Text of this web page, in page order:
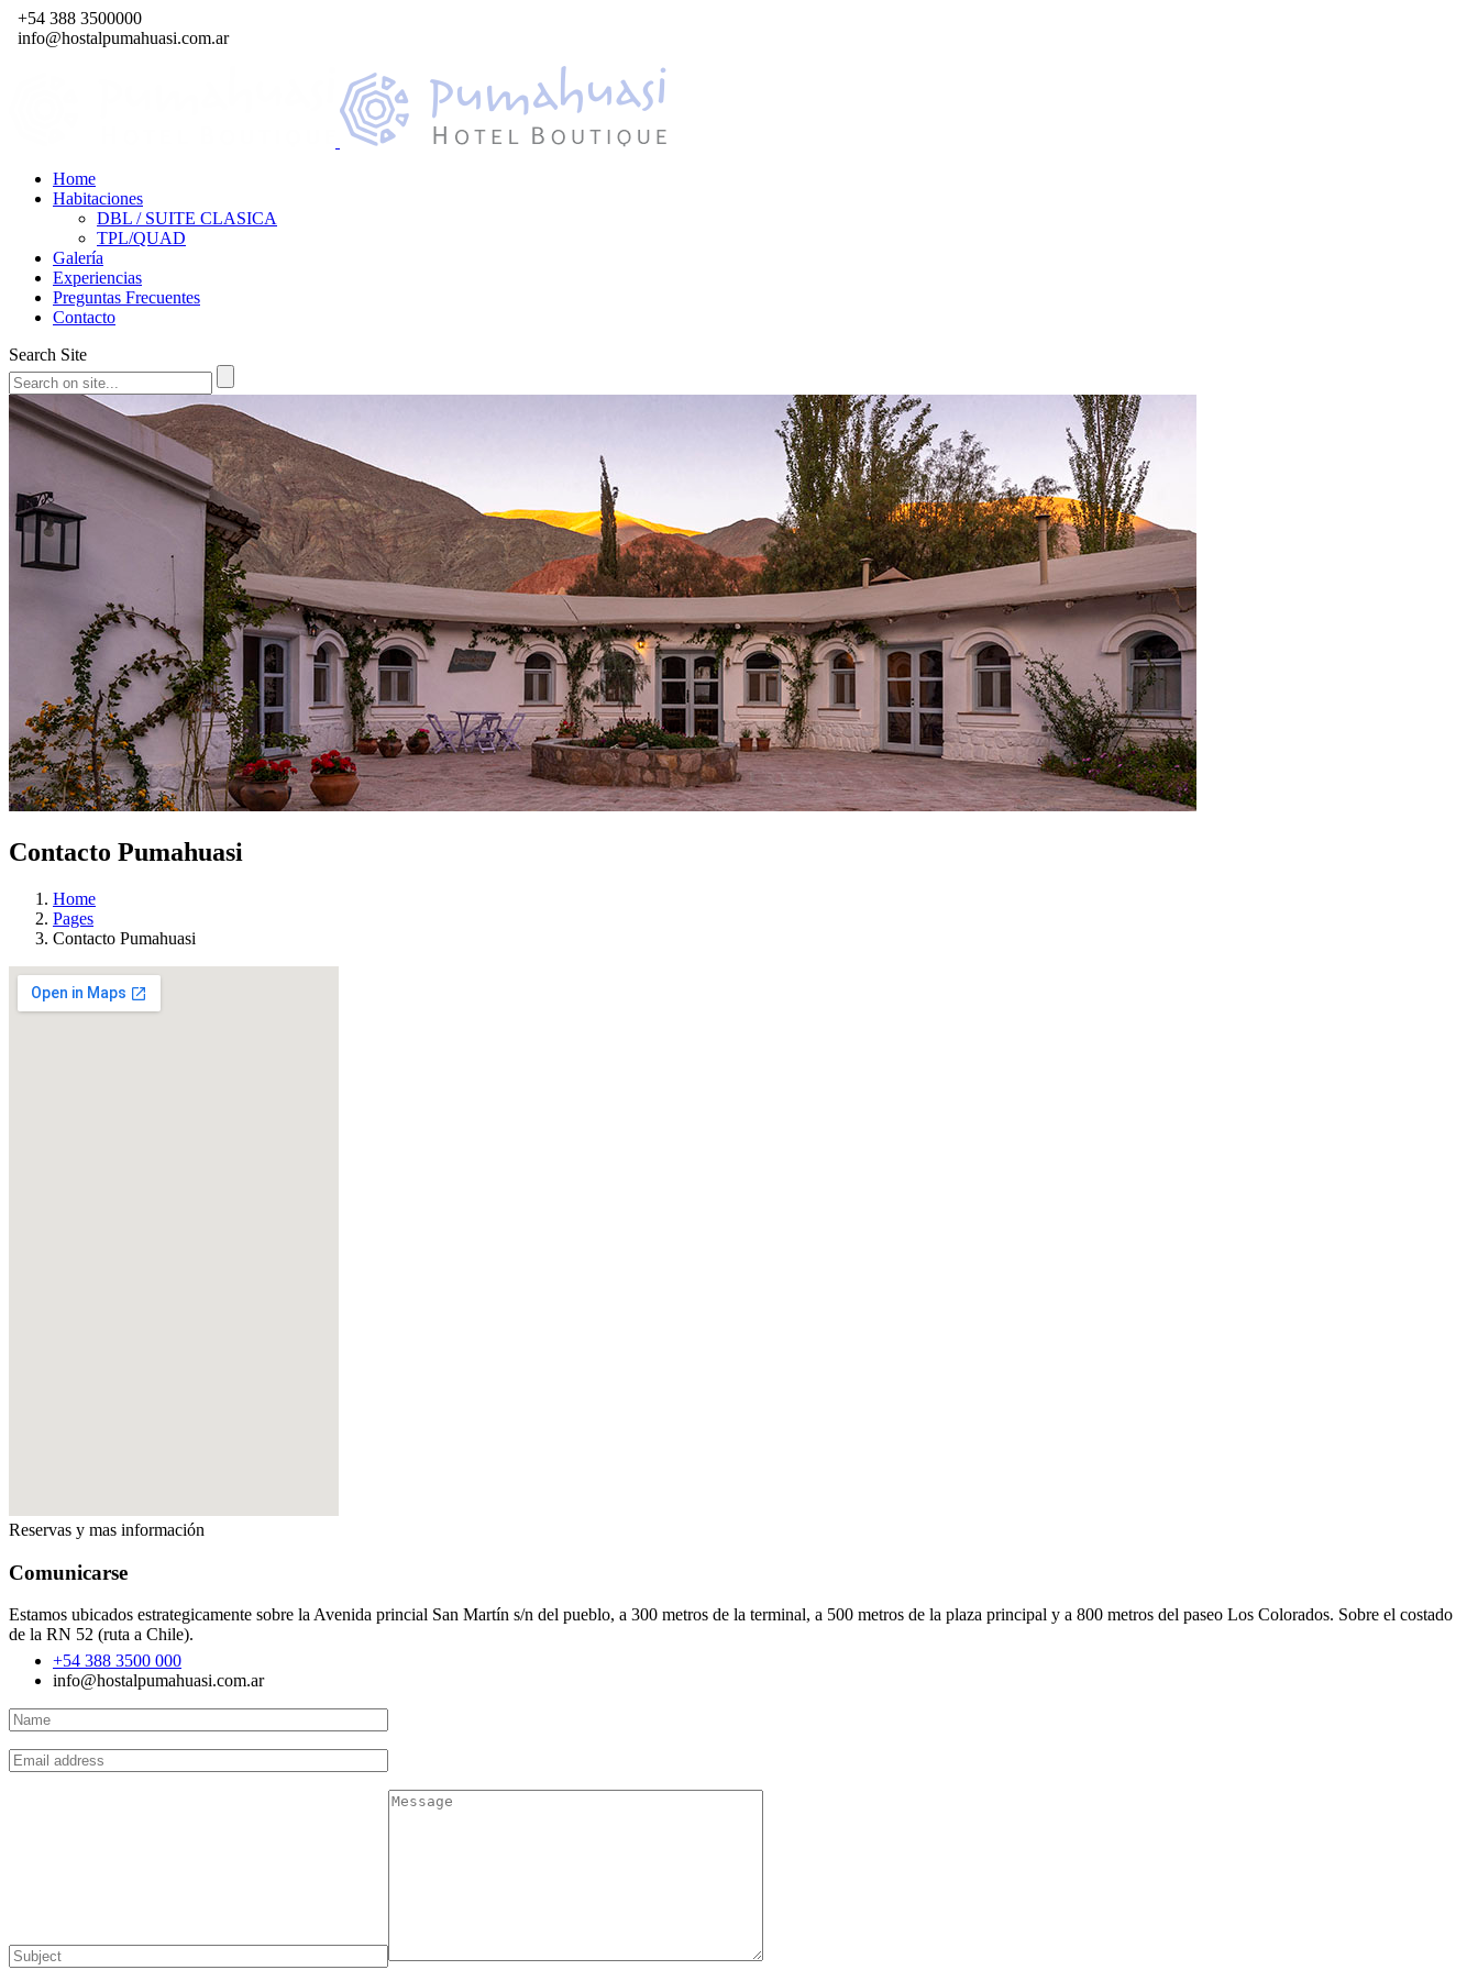
+54 388 3500000
info@hostalpumahuasi.com.ar
Home
Habitaciones
DBL / SUITE CLASICA
TPL/QUAD
Galería
Experiencias
Preguntas Frecuentes
Contacto
Search Site
Contacto Pumahuasi
Home
Pages
Contacto Pumahuasi
Reservas y mas información
Comunicarse
Estamos ubicados estrategicamente sobre la Avenida princial San Martín s/n del pueblo, a 300 metros de la terminal, a 500 metros de la plaza principal y a 800 metros del paseo Los Colorados. Sobre el costado
de la RN 52 (ruta a Chile).
+54 388 3500 000
info@hostalpumahuasi.com.ar